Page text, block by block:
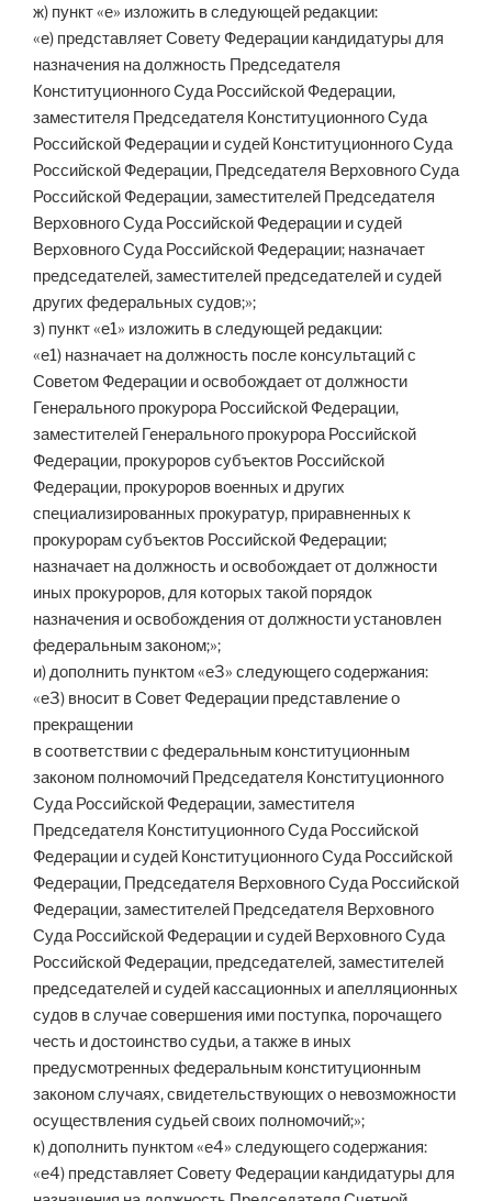
ж) пункт «е» изложить в следующей редакции:
«е) представляет Совету Федерации кандидатуры для
назначения на должность Председателя
Конституционного Суда Российской Федерации,
заместителя Председателя Конституционного Суда
Российской Федерации и судей Конституционного Суда
Российской Федерации, Председателя Верховного Суда
Российской Федерации, заместителей Председателя
Верховного Суда Российской Федерации и судей
Верховного Суда Российской Федерации; назначает
председателей, заместителей председателей и судей
других федеральных судов;»;
з) пункт «е1» изложить в следующей редакции:
«е1) назначает на должность после консультаций с
Советом Федерации и освобождает от должности
Генерального прокурора Российской Федерации,
заместителей Генерального прокурора Российской
Федерации, прокуроров субъектов Российской
Федерации, прокуроров военных и других
специализированных прокуратур, приравненных к
прокурорам субъектов Российской Федерации;
назначает на должность и освобождает от должности
иных прокуроров, для которых такой порядок
назначения и освобождения от должности установлен
федеральным законом;»;
и) дополнить пунктом «е3» следующего содержания:
«е3) вносит в Совет Федерации представление о
прекращении
в соответствии с федеральным конституционным
законом полномочий Председателя Конституционного
Суда Российской Федерации, заместителя
Председателя Конституционного Суда Российской
Федерации и судей Конституционного Суда Российской
Федерации, Председателя Верховного Суда Российской
Федерации, заместителей Председателя Верховного
Суда Российской Федерации и судей Верховного Суда
Российской Федерации, председателей, заместителей
председателей и судей кассационных и апелляционных
судов в случае совершения ими поступка, порочащего
честь и достоинство судьи, а также в иных
предусмотренных федеральным конституционным
законом случаях, свидетельствующих о невозможности
осуществления судьей своих полномочий;»;
к) дополнить пунктом «е4» следующего содержания:
«е4) представляет Совету Федерации кандидатуры для